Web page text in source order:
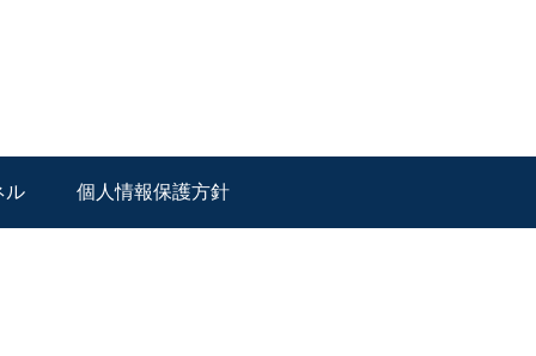
ル 個人情報保護方針